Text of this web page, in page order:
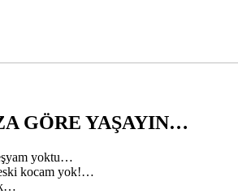
GÖRE YAŞAYIN…
yoktu…
kocam yok!…